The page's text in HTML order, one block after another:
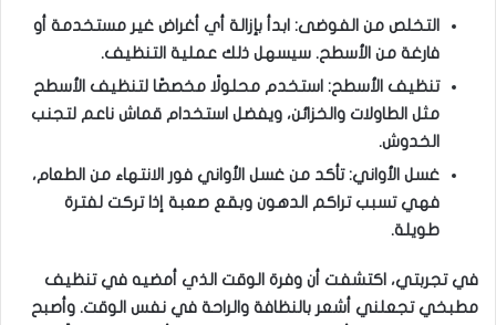
التخلص من الفوضى: ابدأ بإزالة أي أغراض غير مستخدمة أو
فارغة من الأسطح. سيسهل ذلك عملية التنظيف.
تنظيف الأسطح: استخدم محلولًا مخصصًا لتنظيف الأسطح
مثل الطاولات والخزائن، ويفضل استخدام قماش ناعم لتجنب
الخدوش.
غسل الأواني: تأكد من غسل الأواني فور الانتهاء من الطعام،
فهي تسبب تراكم الدهون وبقع صعبة إذا تركت لفترة
طويلة.
في تجربتي، اكتشفت أن وفرة الوقت الذي أمضيه في تنظيف
مطبخي تجعلني أشعر بالنظافة والراحة في نفس الوقت. وأصبح